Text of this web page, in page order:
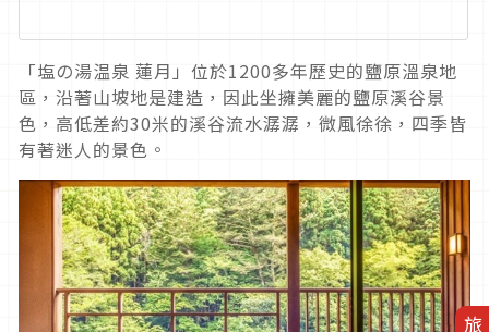
「塩の湯温泉 蓮月」位於1200多年歷史的鹽原溫泉地
區，沿著山坡地是建造，因此坐擁美麗的鹽原溪谷景
色，高低差約30米的溪谷流水潺潺，微風徐徐，四季皆
有著迷人的景色。